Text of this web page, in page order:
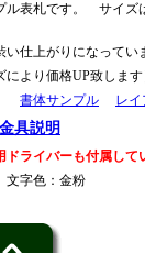
表札です。 サイズ
仕上がりになってい
より価格UP致します
書体サンプル レイ
具説明
ライバーも付属して
字色：金粉